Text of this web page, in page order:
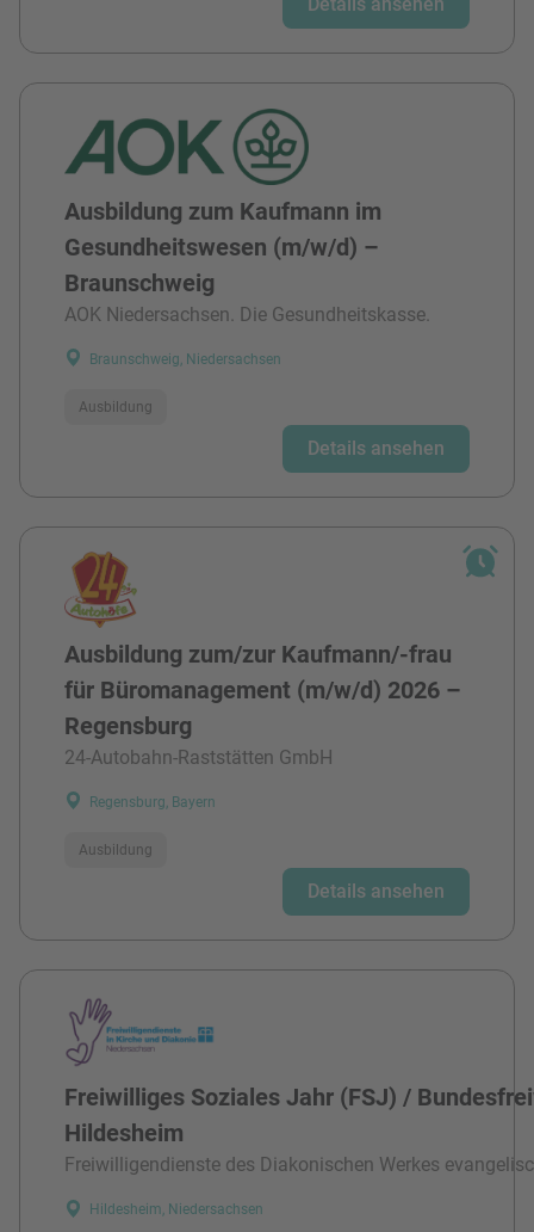
Ausbildung zum Kaufmann im
Gesundheitswesen (m/w/d) –
Braunschweig
AOK Niedersachsen. Die Gesundheitskasse.
Braunschweig, Niedersachsen
Ausbildung
Details ansehen
Ausbildung zum/zur Kaufmann/-frau
für Büromanagement (m/w/d) 2026 –
Regensburg
24-Autobahn-Raststätten GmbH
Regensburg, Bayern
Ausbildung
Details ansehen
Freiwilliges Soziales Jahr (FSJ) /
Hildesheim
Freiwilligendienste des Diakonischen Werkes
Hildesheim, Niedersachsen